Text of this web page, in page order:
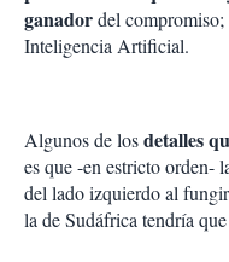
ganadordel compromiso;
Inteligencia Artificial.
Algunos de losdetalles
es que -en estricto orden-
del lado izquierdo al
la de Sudáfrica tendría